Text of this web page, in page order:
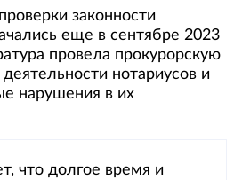
законности
еще в сентябре 2023
провела прокурорскую
нотариусов и
нарушения в их
что долгое время и